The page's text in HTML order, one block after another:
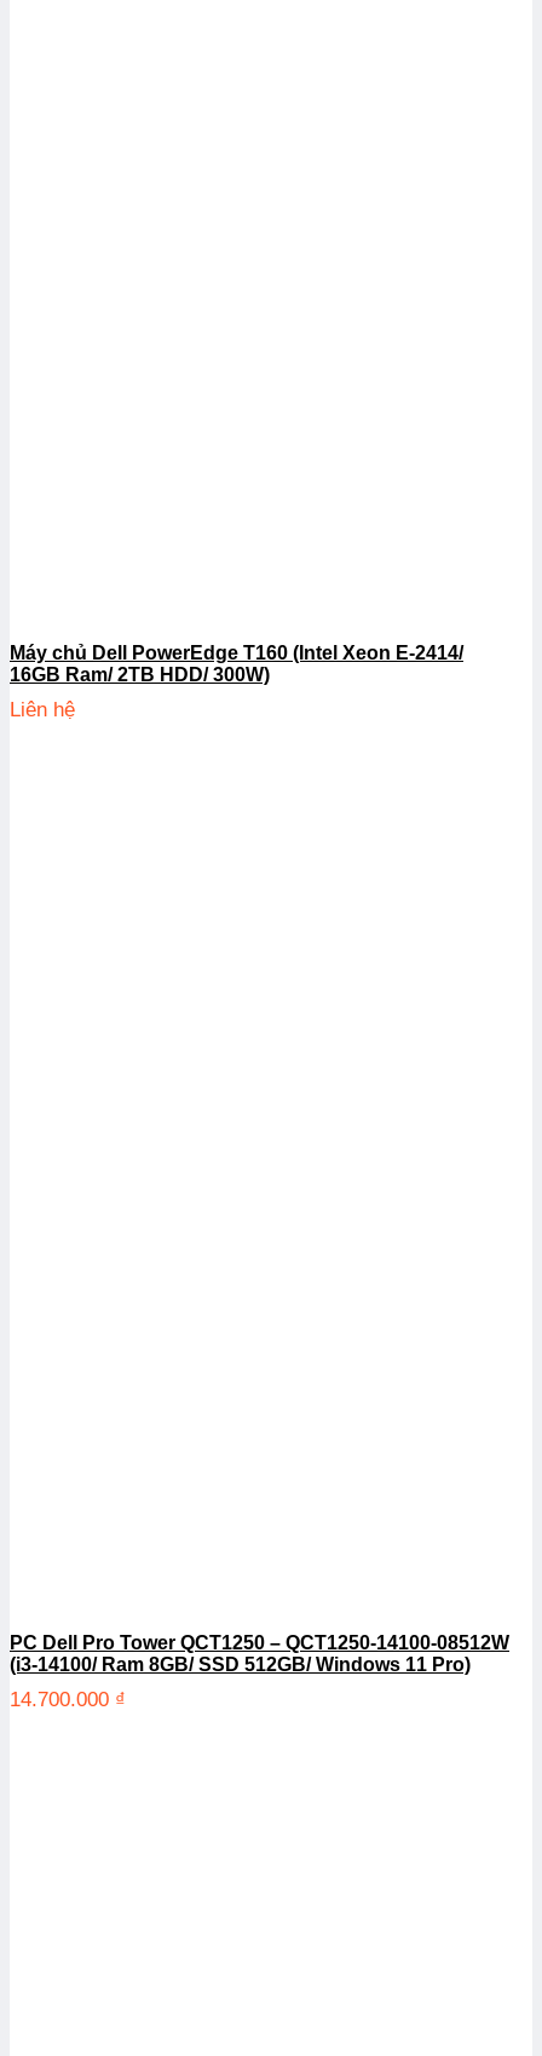
Máy chủ Dell PowerEdge T160 (Intel Xeon E-2414/
16GB Ram/ 2TB HDD/ 300W)
Liên hệ
PC Dell Pro Tower QCT1250 – QCT1250-14100-08512W
(i3-14100/ Ram 8GB/ SSD 512GB/ Windows 11 Pro)
14.700.000 ₫